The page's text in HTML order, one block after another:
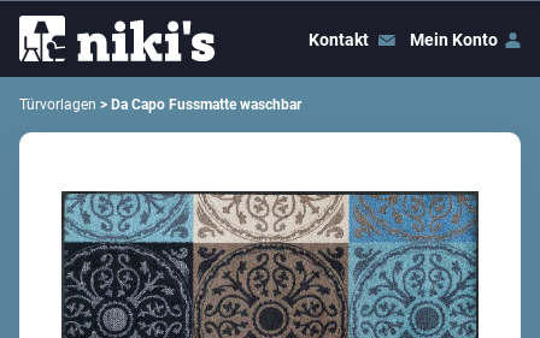
Kontakt Mein Konto
Türvorlagen > Da Capo Fussmatte waschbar